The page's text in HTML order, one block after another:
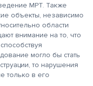
МРТ. Также
объекты, независимо
области
внимание на то, что
могло бы стать
то нарушения
только в его